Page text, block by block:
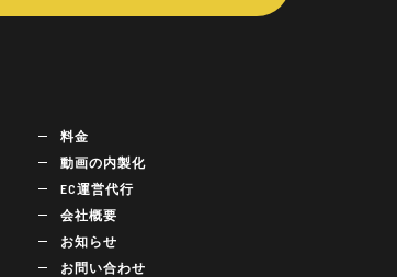
料金
動画の内製化
EC運営代行
会社概要
お知らせ
お問い合わせ